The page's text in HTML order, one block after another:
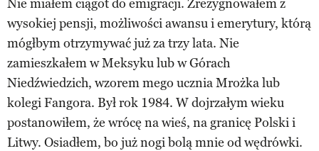
Nie miałem ciągot do emigracji. Zrezygnowałem z
wysokiej pensji, możliwości awansu i emerytury, którą
mógłbym otrzymywać już za trzy lata. Nie
zamieszkałem w Meksyku lub w Górach
Niedźwiedzich, wzorem mego ucznia Mrożka lub
kolegi Fangora. Był rok 1984. W dojrzałym wieku
postanowiłem, że wrócę na wieś, na granicę Polski i
Litwy. Osiadłem, bo już nogi bolą mnie od wędrówki.